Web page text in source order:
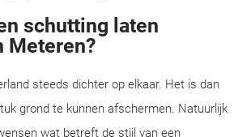
schutting laten
Meteren?
steeds dichter op elkaar. Het is dan
grond te kunnen afschermen. Natuurlijk
wat betreft de stijl van een